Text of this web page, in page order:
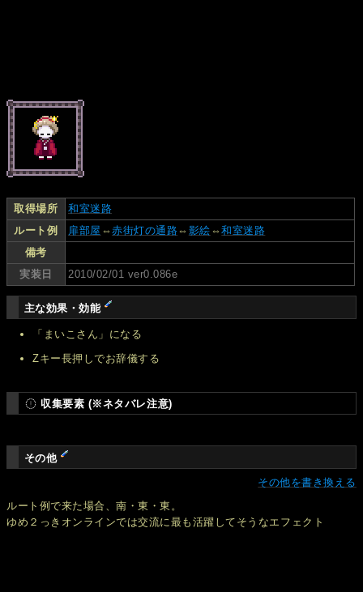
取得場所
和室迷路
ルート例
扉部屋 ⇔赤街灯の通路 ⇔ 影絵 ⇔和室迷路
備考
実装日
2010/02/01 ver0.086e
主な効果・効能
「まいこさん」になる
Zキー長押しでお辞儀する
収集要素 (※ネタバレ注意)
その他
その他を書き換える
ルート例で来た場合、南・東・東。
ゆめ２っきオンラインでは交流に最も活躍してそうなエフェクト